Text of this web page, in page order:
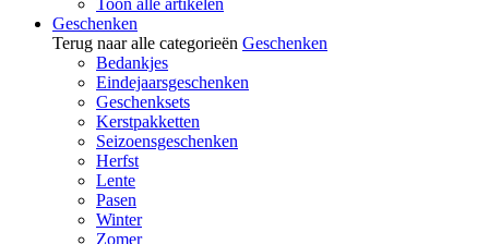
Toon alle artikelen
Geschenken
Terug naar alle categorieën Geschenken
Bedankjes
Eindejaarsgeschenken
Geschenksets
Kerstpakketten
Seizoensgeschenken
Herfst
Lente
Pasen
Winter
Zomer